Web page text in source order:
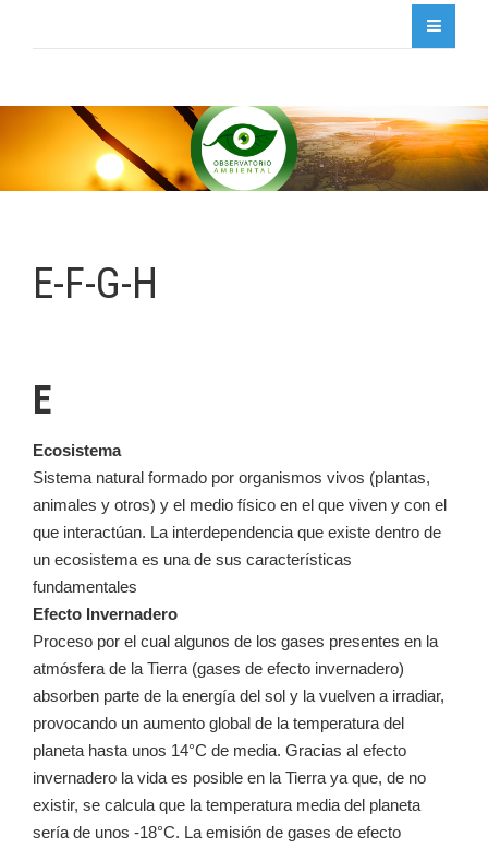
E-F-G-H
E
Ecosistema
Sistema natural formado por organismos vivos (plantas,
animales y otros) y el medio físico en el que viven y con el
que interactúan. La interdependencia que existe dentro de
un ecosistema es una de sus características
fundamentales
Efecto Invernadero
Proceso por el cual algunos de los gases presentes en la
atmósfera de la Tierra (gases de efecto invernadero)
absorben parte de la energía del sol y la vuelven a irradiar,
provocando un aumento global de la temperatura del
planeta hasta unos 14°C de media. Gracias al efecto
invernadero la vida es posible en la Tierra ya que, de no
existir, se calcula que la temperatura media del planeta
sería de unos -18°C. La emisión de gases de efecto